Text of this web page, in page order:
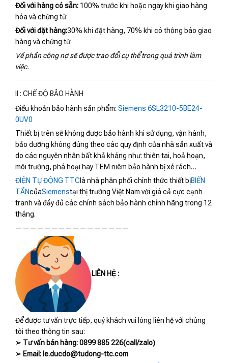
Đối với hàng có sẵn: 100% trước khi hoặc ngay khi giao hàng
hóa và chứng từ
Đối với đặt hàng:30% khi đặt hàng, 70% khi có thông báo giao
hàng và chứng từ
Về phần công nợ sẽ được trao đổi cụ thể trong quá trình làm
việc.
II : CHẾ ĐỘ BẢO HÀNH
Điều khoản bảo hành sản phẩm: Siemens 6SL3210-5BE24-
0UV0
Thiết bị trên sẽ không được bảo hành khi sử dụng, vận hành,
bảo dưỡng không đúng theo các quy định của nhà sản xuất và
do các nguyên nhân bất khả kháng như: thiên tai, hoả hoạn,
môi trường, phá hoại hay TEM niêm bảo hành bị xé rách…
ĐIỆN TỰ ĐỘNG TTC là nhà phân phối chính thức thiết bịBIẾN
TẦNcủaSiemenstại thị trường Việt Nam với giá cả cực cạnh
tranh và đầy đủ các chính sách bảo hành chính hãng trong 12
tháng.
————————————————
LIÊN HỆ :
Để được tư vấn trực tiếp, quý khách vui lòng liên hệ với chúng
tôi theo thông tin sau:
➢ Tư vấn bán hàng: 0899 885 226(call/zalo)
➢ Email: le.ducdo@tudong-ttc.com